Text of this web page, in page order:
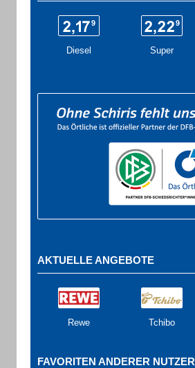
Diesel Super
AKTUELLE ANGEBOTE
Rewe Tchibo
FAVORITEN ANDERER NUTZER